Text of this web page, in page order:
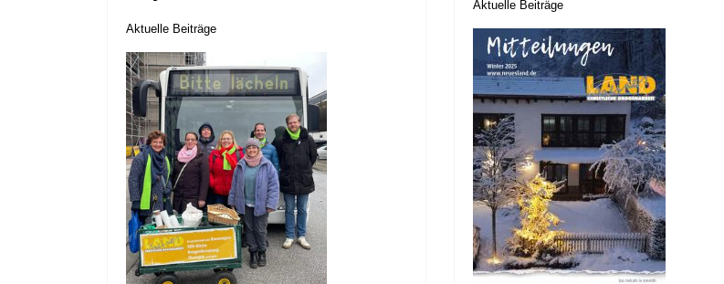
Aktuelle Beiträge
Aktuelle Beiträge